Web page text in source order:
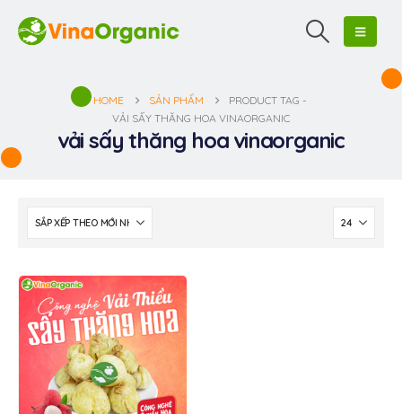
HOME SẢN PHẨM
PRODUCT TAG -
VẢI SẤY THĂNG HOA VINAORGANIC
vải sấy thăng hoa vinaorganic